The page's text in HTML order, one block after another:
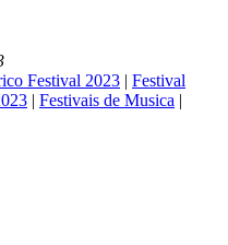
Festival 2023 | Festival
| Festivais de Musica |